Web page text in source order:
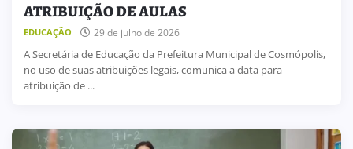
ATRIBUIÇÃO DE AULAS
EDUCAÇÃO 29 de julho de 2026
A Secretária de Educação da Prefeitura Municipal de Cosmópolis,
no uso de suas atribuições legais, comunica a data para
atribuição de ...